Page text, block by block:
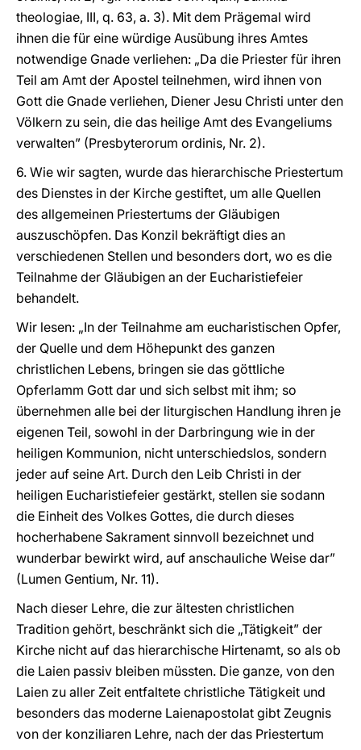
theologiae, III, q. 63, a. 3). Mit dem Prägemal wird
ihnen die für eine würdige Ausübung ihres Amtes
notwendige Gnade verliehen: „Da die Priester für ihren
Teil am Amt der Apostel teilnehmen, wird ihnen von
Gott die Gnade verliehen, Diener Jesu Christi unter den
Völkern zu sein, die das heilige Amt des Evangeliums
verwalten” (Presbyterorum ordinis, Nr. 2).
6. Wie wir sagten, wurde das hierarchische Priestertum
des Dienstes in der Kirche gestiftet, um alle Quellen
des allgemeinen Priestertums der Gläubigen
auszuschöpfen. Das Konzil bekräftigt dies an
verschiedenen Stellen und besonders dort, wo es die
Teilnahme der Gläubigen an der Eucharistiefeier
behandelt.
Wir lesen: „In der Teilnahme am eucharistischen Opfer,
der Quelle und dem Höhepunkt des ganzen
christlichen Lebens, bringen sie das göttliche
Opferlamm Gott dar und sich selbst mit ihm; so
übernehmen alle bei der liturgischen Handlung ihren je
eigenen Teil, sowohl in der Darbringung wie in der
heiligen Kommunion, nicht unterschiedslos, sondern
jeder auf seine Art. Durch den Leib Christi in der
heiligen Eucharistiefeier gestärkt, stellen sie sodann
die Einheit des Volkes Gottes, die durch dieses
hocherhabene Sakrament sinnvoll bezeichnet und
wunderbar bewirkt wird, auf anschauliche Weise dar”
(Lumen Gentium, Nr. 11).
Nach dieser Lehre, die zur ältesten christlichen
Tradition gehört, beschränkt sich die „Tätigkeit” der
Kirche nicht auf das hierarchische Hirtenamt, so als ob
die Laien passiv bleiben müssten. Die ganze, von den
Laien zu aller Zeit entfaltete christliche Tätigkeit und
besonders das moderne Laienapostolat gibt Zeugnis
von der konziliaren Lehre, nach der das Priestertum